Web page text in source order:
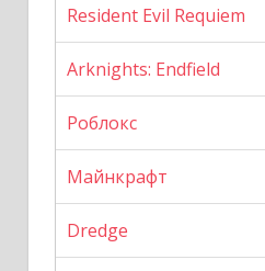
Resident Evil Requiem
Arknights: Endfield
Роблокс
Майнкрафт
Dredge